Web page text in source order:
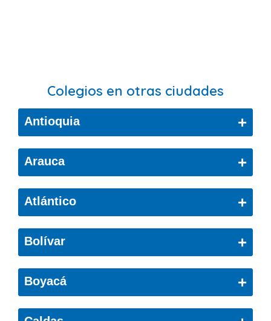
Colegios en otras ciudades
Antioquia +
Bello
Ciudad Bolívar
Copacabana
El Retiro
Envigado
Arauca +
Arauca
Atlántico +
Barranquilla
Soledad
Bolívar +
Cartagena De Indias
Boyacá +
Belén